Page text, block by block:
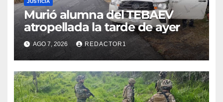
JUSTICIA
Murió alumna del TEBAEV
atropellada la tarde de ayer
AGO 7, 2026 REDACTOR1